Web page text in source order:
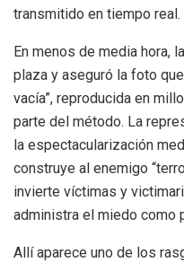
transmitido en tiempo real.
En menos de media hora,
plaza y aseguró la foto
vacía”, reproducida en
parte del método. La
la espectacularización
construye al enemigo
invierte víctimas y
administra el miedo como
Allí aparece uno de los